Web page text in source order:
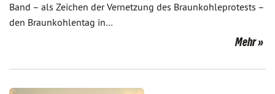
Band – als Zeichen der Vernetzung des Braunkohleprotests –
den Braunkohlentag in…
Mehr